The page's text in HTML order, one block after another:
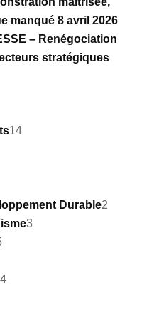
manqué‎ 8 avril 2026
– Renégociation
stratégiques
14
Durable2
3
4